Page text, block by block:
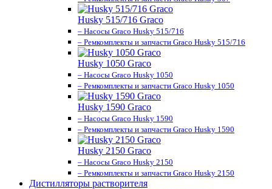
Husky 515/716 Graco
– Насосы Graco Husky 515/716
– Ремкомплекты и запчасти Graco Husky 515/716
Husky 1050 Graco
– Насосы Graco Husky 1050
– Ремкомплекты и запчасти Graco Husky 1050
Husky 1590 Graco
– Насосы Graco Husky 1590
– Ремкомплекты и запчасти Graco Husky 1590
Husky 2150 Graco
– Насосы Graco Husky 2150
– Ремкомплекты и запчасти Graco Husky 2150
Дистилляторы растворителя